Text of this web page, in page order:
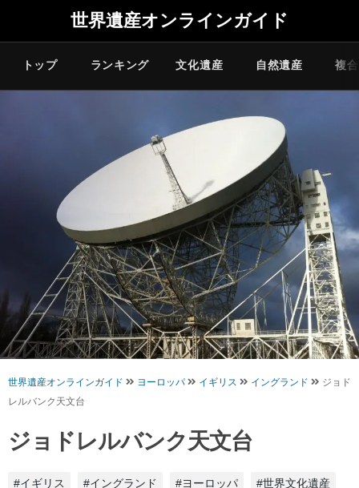
世界遺産オンラインガイド
トップ ランキング 文化遺産 自然遺産 複
世界遺産オンラインガイド ヨーロッパ イギリス イングランド
ジョド
レルバンク天文台
ジョドレルバンク天文台
#イギリス #イングランド #ヨーロッパ #世界文化遺産